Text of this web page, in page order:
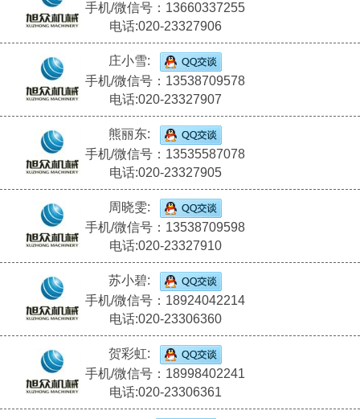
手机/微信号：13660337255
电话:020-23327906
庄小雪:
手机/微信号：13538709578
电话:020-23327907
熊丽东:
手机/微信号：13535587078
电话:020-23327905
周晓雯:
手机/微信号：13538709598
电话:020-23327910
苏小碧:
手机/微信号：18924042214
电话:020-23306360
贺彩虹:
手机/微信号：18998402241
电话:020-23306361